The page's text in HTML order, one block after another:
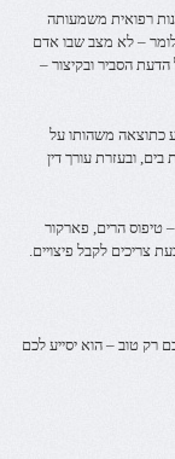
רפואית משמעותה
– לא מצב שבו אדם
הסביר ובקיצור –
כתוצאה משהותו על
ובעזרת עורך דין
טיפוס הרים, פארקור
צריכים לקבל פיצויים.
רק טוב – הוא יסייע לכם